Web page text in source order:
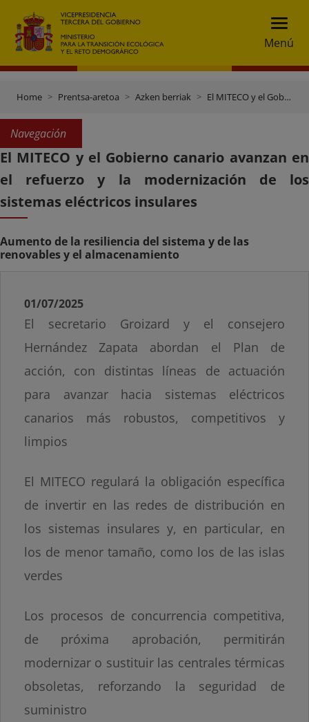
Menú
Home Prentsa-aretoa Azken berriak El MITECO y el Gobierno canario avanzan en el refuerzo y la modernización de los sistemas eléctricos insulares
Navegación
El MITECO y el Gobierno canario avanzan en
el refuerzo y la modernización de los
sistemas eléctricos insulares
Aumento de la resiliencia del sistema y de las
renovables y el almacenamiento
01/07/2025
El secretario Groizard y el consejero
Hernández Zapata abordan el Plan de
acción, con distintas líneas de actuación
para avanzar hacia sistemas eléctricos
canarios más robustos, competitivos y
limpios
El MITECO regulará la obligación específica
de invertir en las redes de distribución en
los sistemas insulares y, en particular, en
los de menor tamaño, como los de las islas
verdes
Los procesos de concurrencia competitiva,
de próxima aprobación, permitirán
modernizar o sustituir las centrales térmicas
obsoletas, reforzando la seguridad de
suministro